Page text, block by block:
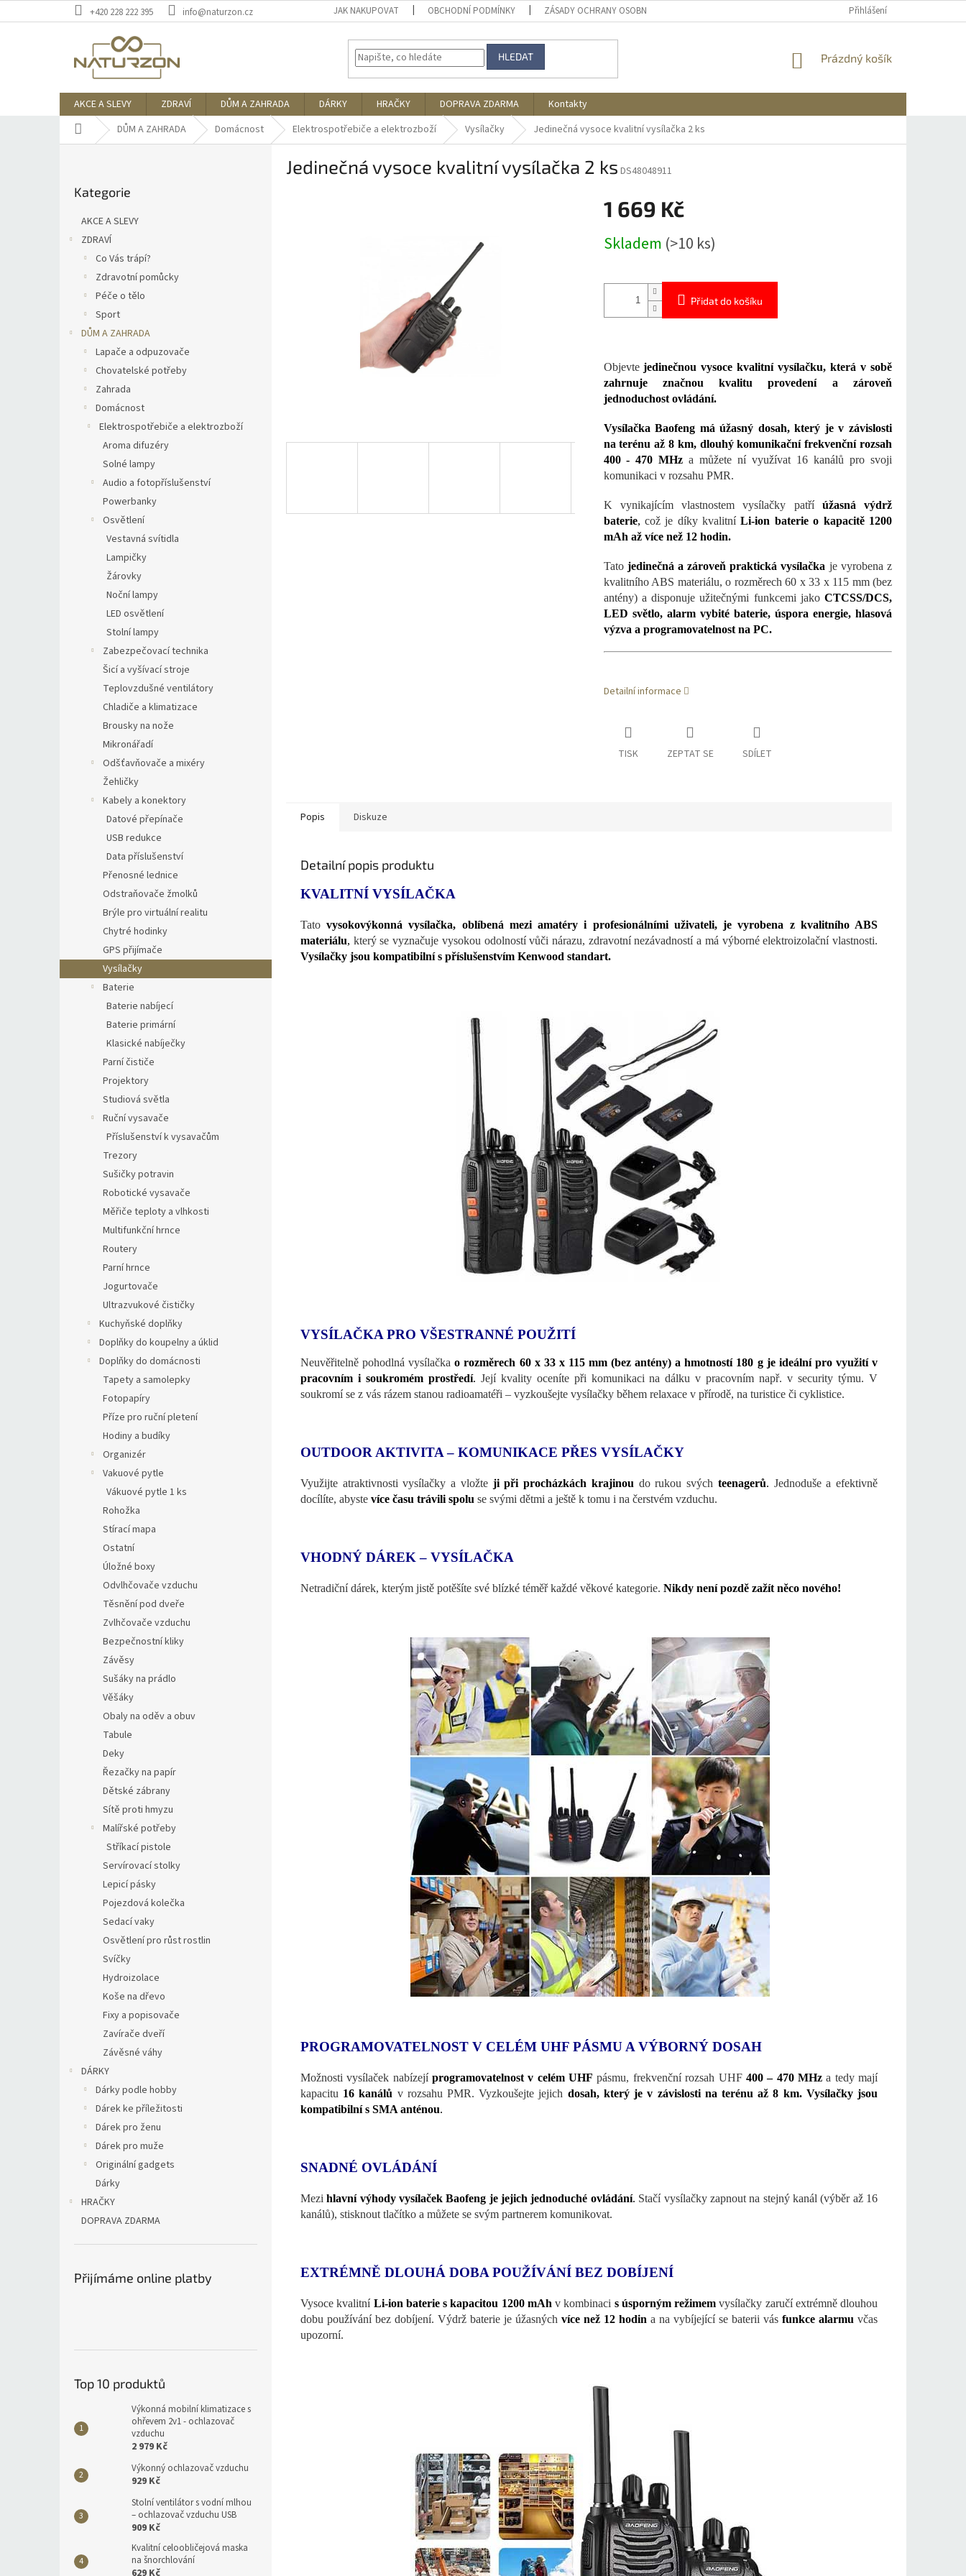
na
+420 228 222 395 info@naturzon.cz JAK NAKUPOVAT OBCHODNÍ PODMÍNKY ZÁSADY OCHRANY OSOBNÍCH ÚDAJŮ DOPRAVA A PLATBA
Přihlášení
HLEDAT
NÁKUPNÍ
Prázdný košík
AKCE A SLEVY ZDRAVÍ DŮM A ZAHRADA DÁRKY HRAČKY DOPRAVA ZDARMA
Kontakty
Domů DŮM A ZAHRADA Domácnost Elektrospotřebiče a elektrozboží Vysílačky Jedinečná vysoce kvalitní vysílačka 2 ks
kategorie
Kategorie
AKCE A SLEVY
ZDRAVÍ
Co Vás trápí?
Zdravotní pomůcky
Péče o tělo
Sport
DŮM A ZAHRADA
Lapače a odpuzovače
Chovatelské potřeby
Zahrada
Domácnost
Elektrospotřebiče a elektrozboží
Aroma difuzéry
Solné lampy
Audio a fotopříslušenství
Powerbanky
Osvětlení
Vestavná svítidla
Lampičky
Žárovky
Noční lampy
LED osvětlení
Stolní lampy
Zabezpečovací technika
Šicí a vyšívací stroje
Teplovzdušné ventilátory
Chladiče a klimatizace
Brousky na nože
Mikronářadí
Odšťavňovače a mixéry
Žehličky
Kabely a konektory
Datové přepínače
USB redukce
Data příslušenství
Přenosné lednice
Odstraňovače žmolků
Brýle pro virtuální realitu
Chytré hodinky
GPS přijímače
Vysílačky
Baterie
Baterie nabíjecí
Baterie primární
Klasické nabíječky
Parní čističe
Projektory
Studiová světla
Ruční vysavače
Příslušenství k vysavačům
Trezory
Sušičky potravin
Robotické vysavače
Měřiče teploty a vlhkosti
Multifunkční hrnce
Routery
Parní hrnce
Jogurtovače
Ultrazvukové čističky
Kuchyňské doplňky
Doplňky do koupelny a úklid
Doplňky do domácnosti
Tapety a samolepky
Fotopapíry
Příze pro ruční pletení
Hodiny a budíky
Organizér
Vakuové pytle
Vákuové pytle 1 ks
Rohožka
Stírací mapa
Ostatní
Úložné boxy
Odvlhčovače vzduchu
Těsnění pod dveře
Zvlhčovače vzduchu
Bezpečnostní kliky
Závěsy
Sušáky na prádlo
Věšáky
Obaly na oděv a obuv
Tabule
Deky
Řezačky na papír
Dětské zábrany
Sítě proti hmyzu
Malířské potřeby
Stříkací pistole
Servírovací stolky
Lepicí pásky
Pojezdová kolečka
Sedací vaky
Osvětlení pro růst rostlin
Svíčky
Hydroizolace
Koše na dřevo
Fixy a popisovače
Zavírače dveří
Závěsné váhy
DÁRKY
Dárky podle hobby
Dárek ke příležitosti
Dárek pro ženu
Dárek pro muže
Originální gadgets
Dárky
HRAČKY
DOPRAVA ZDARMA
Přijímáme online platby
Top 10 produktů
Výkonná mobilní klimatizace s
ohřevem 2v1 - ochlazovač
vzduchu
2 979 Kč
Výkonný ochlazovač vzduchu
929 Kč
Stolní ventilátor s vodní mlhou
– ochlazovač vzduchu USB
909 Kč
Kvalitní celoobličejová maska
na šnorchlování
629 Kč
Jedinečná vysoce kvalitní vysílačka 2 ks DS48048911
1 669 Kč
cena:
Skladem (>10 ks)
Přidat do košíku
Objevte jedinečnou vysoce kvalitní vysílačku, která v sobě
zahrnuje značnou kvalitu provedení a zároveň
jednoduchost ovládání.
Vysílačka Baofeng má úžasný dosah, který je v závislosti
na terénu až 8 km, dlouhý komunikační frekvenční rozsah
400 - 470 MHz a můžete ní využívat 16 kanálů pro svoji
komunikaci v rozsahu PMR.
K vynikajícím vlastnostem vysílačky patří úžasná výdrž
baterie, což je díky kvalitníLi-ion baterie o kapacitě 1200
mAh až více než 12 hodin.
Tato jedinečná a zároveň praktická vysílačka je vyrobena z
kvalitního ABS materiálu, o rozměrech 60 x 33 x 115 mm (bez
antény) a disponuje užitečnými funkcemi jako CTCSS/DCS,
LED světlo, alarm vybité baterie, úspora energie, hlasová
výzva a programovatelnost na PC.
Detailní informace
TISK ZEPTAT SE SDÍLET
Popis Diskuze
Detailní popis produktu
KVALITNÍ VYSÍLAČKA
Tatovysokovýkonná vysílačka, oblíbená mezi amatéry i profesionálními uživateli, je vyrobena z kvalitního ABS
materiálu, který se vyznačuje vysokou odolností vůči nárazu, zdravotní nezávadností a má výborné elektroizolační vlastnosti.
Vysílačky jsou kompatibilní s příslušenstvím Kenwood standart.
VYSÍLAČKA PRO VŠESTRANNÉ POUŽITÍ
Neuvěřitelně pohodlná vysílačka o rozměrech 60 x 33 x 115 mm (bez antény) a hmotností 180 g je ideální pro využití v
pracovním i soukromém prostředí. Její kvality oceníte při komunikaci na dálku v pracovním např. v security týmu. V
soukromí se z vás rázem stanou radioamatéři – vyzkoušejte vysílačky během relaxace v přírodě, na turistice či cyklistice.
OUTDOOR AKTIVITA – KOMUNIKACE PŘES VYSÍLAČKY
Využijte atraktivnosti vysílačky a vložte ji při procházkách krajinou do rukou svých teenagerů. Jednoduše a efektivně
docílíte, abyste více času trávili spolu se svými dětmi a ještě k tomu i na čerstvém vzduchu.
VHODNÝ DÁREK – VYSÍLAČKA
Netradiční dárek, kterým jistě potěšíte své blízké téměř každé věkové kategorie. Nikdy není pozdě zažít něco nového!
PROGRAMOVATELNOST V CELÉM UHF PÁSMU A VÝBORNÝ DOSAH
Možnosti vysílaček nabízejíprogramovatelnost v celém UHF pásmu, frekvenční rozsah UHF 400 – 470 MHz a tedy mají
kapacitu 16 kanálů v rozsahu PMR. Vyzkoušejte jejich dosah, který je v závislosti na terénu až 8 km. Vysílačky jsou
kompatibilní s SMA anténou.
SNADNÉ OVLÁDÁNÍ
Mezihlavní výhody vysílaček Baofeng je jejich jednoduché ovládání. Stačí vysílačky zapnout na stejný kanál (výběr až 16
kanálů), stisknout tlačítko a můžete se svým partnerem komunikovat.
EXTRÉMNĚ DLOUHÁ DOBA POUŽÍVÁNÍ BEZ DOBÍJENÍ
Vysoce kvalitní Li-ion baterie s kapacitou 1200 mAh v kombinaci s úsporným režimem vysílačky zaručí extrémně dlouhou
dobu používání bez dobíjení. Výdrž baterie je úžasných více než 12 hodin a na vybíjející se baterii vás funkce alarmu včas
upozorní.